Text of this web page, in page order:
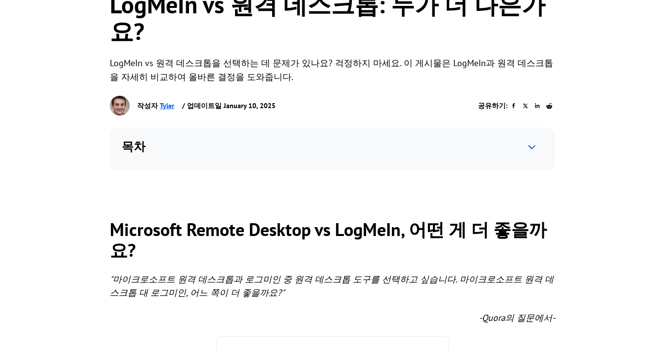
요?
LogMeIn vs 원격 데스크톱을 선택하는 데 문제가 있나요? 걱정하지 마세요. 이 게시물은 LogMeIn과 원격 데스크톱
을 자세히 비교하여 올바른 결정을 도와줍니다.
작성자Tyler / 업데이트일 January 10, 2025 공유하기:
목차
Microsoft Remote Desktop vs LogMeIn, 어떤 게 더 좋을까
요?
"마이크로소프트 원격 데스크톱과 로그미인 중 원격 데스크톱 도구를 선택하고 싶습니다. 마이크로소프트 원격 데
스크톱 대 로그미인, 어느 쪽이 더 좋을까요?"
-Quora의 질문에서-